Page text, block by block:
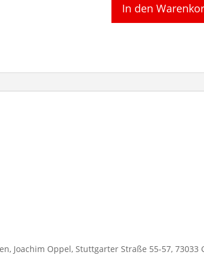
Express
Schwerin
In den
Joachim Oppel, Stuttgarter Straße 55-57, 73033